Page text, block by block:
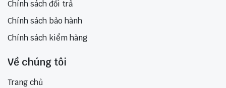
Chính sách đổi trả
Chính sách bảo hành
Chính sách kiểm hàng
Về chúng tôi
Trang chủ